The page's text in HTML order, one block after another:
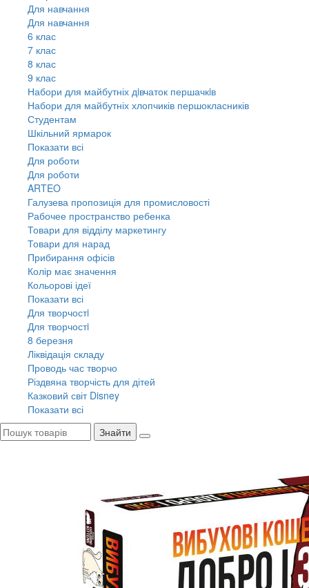
Для навчання
Для навчання
6 клас
7 клас
8 клас
9 клас
Набори для майбутніх дiвчаток першачкiв
Набори для майбутніх хлопчиків першокласників
Студентам
Шкільний ярмарок
Показати всі
Для роботи
Для роботи
ARTEO
Галузева пропозиція для промисловості
Рабочее пространство ребенка
Товари для відділу маркетингу
Товари для нарад
Прибирання офісів
Колір має значення
Кольорові ідеї
Показати всі
Для творчостi
Для творчостi
8 березня
Ліквідація складу
Проводь час творчо
Різдвяна творчість для дітей
Казковий світ Disney
Показати всі
Знайти